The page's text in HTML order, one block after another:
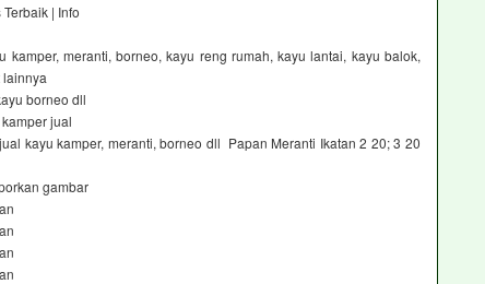
| Info
kamper, meranti, borneo, kayu reng rumah, kayu lantai, kayu balok,
borneo dll
jual
kayu kamper, meranti, borneo dll Papan Meranti Ikatan 2 20; 3 20
gambar